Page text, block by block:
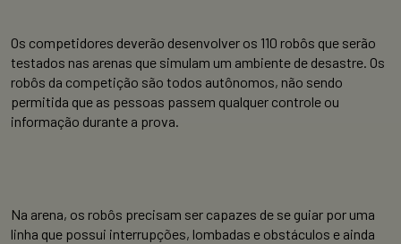
Os competidores deverão desenvolver os 110 robôs que serão
testados nas arenas que simulam um ambiente de desastre. Os
robôs da competição são todos autônomos, não sendo
permitida que as pessoas passem qualquer controle ou
informação durante a prova.
Na arena, os robôs precisam ser capazes de se guiar por uma
linha que possui interrupções, lombadas e obstáculos e ainda